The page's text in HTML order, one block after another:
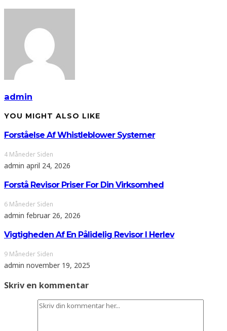
admin
YOU MIGHT ALSO LIKE
Forståelse Af Whistleblower Systemer
4 Måneder Siden
admin april 24, 2026
Forstå Revisor Priser For Din Virksomhed
6 Måneder Siden
admin februar 26, 2026
Vigtigheden Af En Pålidelig Revisor I Herlev
9 Måneder Siden
admin november 19, 2025
Skriv en kommentar